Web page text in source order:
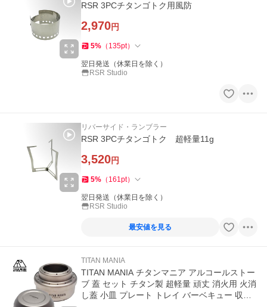
RSR 3PCチタンゴトク用風防
2,970円
5% （ 135pt）
翌日発送（休業日を除く）
RSR Studio
リバーサイド・ランブラー
RSR 3PCチタンゴトク 超軽量11g
3,520円
5% （ 161pt）
翌日発送（休業日を除く）
RSR Studio
最安値を見る
TITAN MANIA
TITAN MANIA チタンマニア アルコールストー
ブ 蓋 セット チタン製 超軽量 頑丈 消火用 火消
し蓋 小皿 プレート トレイ バーベキュー 収納